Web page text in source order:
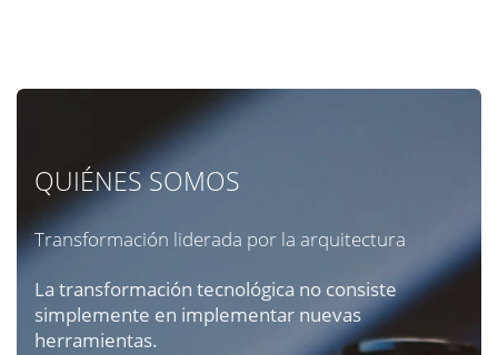
QUIÉNES SOMOS
Transformación liderada por la arquitectura
La transformación tecnológica no consiste
simplemente en implementar nuevas
herramientas.